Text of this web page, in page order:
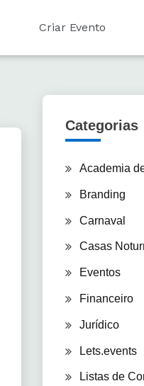
Criar Evento
Categorias
Academia
Branding
Carnaval
Casas
Eventos
Financeiro
Jurídico
Lets.events
Listas de